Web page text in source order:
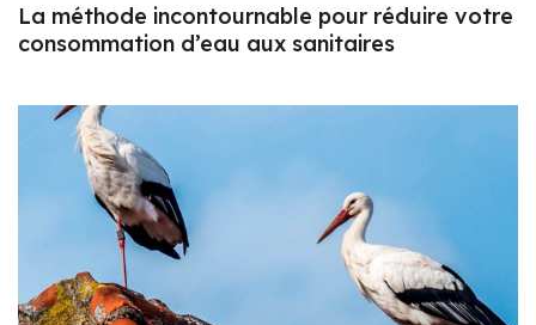
La méthode incontournable pour réduire votre
consommation d’eau aux sanitaires